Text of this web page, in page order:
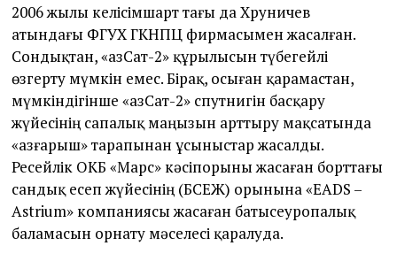
2006 жылы келісімшарт тағы да Хруничев
атындағы ФГУХ ГКНПЦ фирмасымен жасалған.
Сондықтан, «ҚазСат-2» құрылысын түбегейлі
өзгерту мүмкін емес. Бірақ, осыған қарамастан,
мүмкіндігінше «ҚазСат-2» спутнигін басқару
жүйесінің сапалық маңызын арттыру мақсатында
«Қазғарыш» тарапынан ұсыныстар жасалды.
Ресейлік ОКБ «Марс» кәсіпорыны жасаған борттағы
сандық есеп жүйесінің (БСЕЖ) орынына «ЕADS –
Astrium» компаниясы жасаған батысеуропалық
баламасын орнату мәселесі қаралуда.